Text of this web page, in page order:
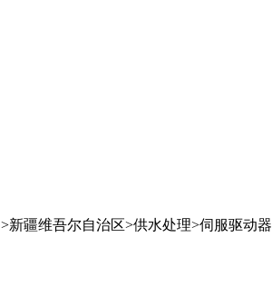
>新疆维吾尔自治区>供水处理>伺服驱动器